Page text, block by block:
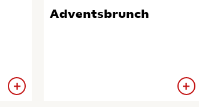
Adventsbrunch